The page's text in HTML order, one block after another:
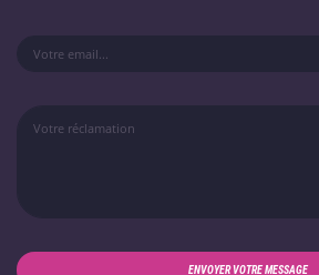
ENVOYER VOTRE MESSAGE